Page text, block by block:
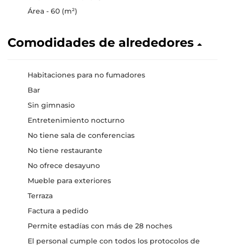
Área - 60 (m²)
Comodidades de alrededores
Habitaciones para no fumadores
Bar
Sin gimnasio
Entretenimiento nocturno
No tiene sala de conferencias
No tiene restaurante
No ofrece desayuno
Mueble para exteriores
Terraza
Factura a pedido
Permite estadías con más de 28 noches
El personal cumple con todos los protocolos de